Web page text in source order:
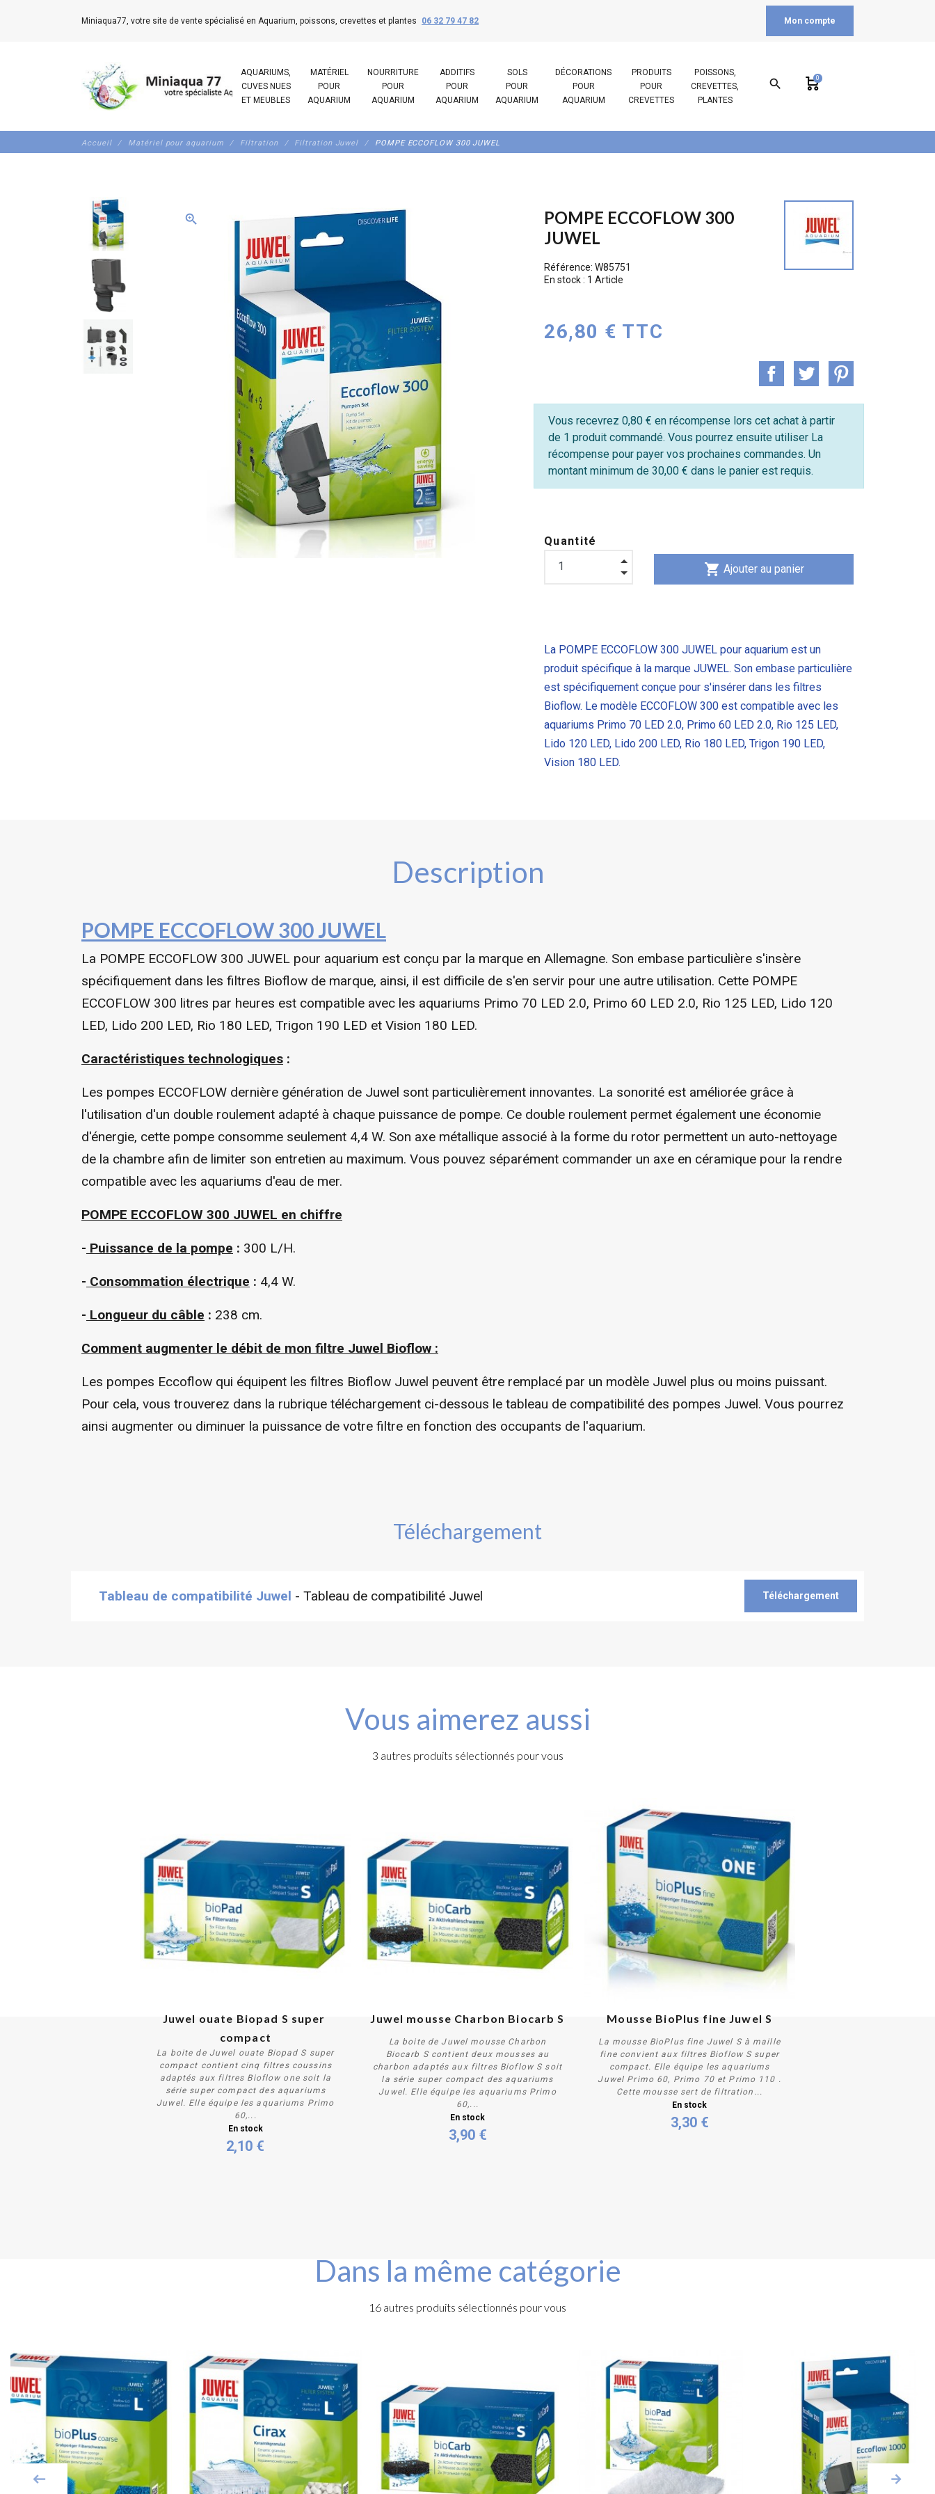
Miniaqua77, votre site de vente spécialisé en Aquarium, poissons, crevettes et plantes 06 32 79 47 82 Mon compte
AQUARIUMS,
CUVES NUES
ET MEUBLES
MATÉRIEL
POUR
AQUARIUM
NOURRITURE
POUR
AQUARIUM
ADDITIFS
POUR
AQUARIUM
SOLS
POUR
AQUARIUM
DÉCORATIONS
POUR
AQUARIUM
PRODUITS
POUR
CREVETTES
POISSONS,
CREVETTES,
PLANTES
search 0
Accueil Matériel pour aquarium Filtration Filtration Juwel POMPE ECCOFLOW 300 JUWEL
zoom_in
POMPE ECCOFLOW 300
JUWEL
Référence: W85751
En stock : 1 Article
26,80 € TTC
Vous recevrez 0,80 € en récompense lors cet achat à partir
de 1 produit commandé. Vous pourrez ensuite utiliser La
récompense pour payer vos prochaines commandes. Un
montant minimum de 30,00 € dans le panier est requis.
Quantité
shopping_cart Ajouter au panier
La POMPE ECCOFLOW 300 JUWEL pour aquarium est un
produit spécifique à la marque JUWEL. Son embase particulière
est spécifiquement conçue pour s'insérer dans les filtres
Bioflow. Le modèle ECCOFLOW 300 est compatible avec les
aquariums Primo 70 LED 2.0, Primo 60 LED 2.0, Rio 125 LED,
Lido 120 LED, Lido 200 LED, Rio 180 LED, Trigon 190 LED,
Vision 180 LED.
Description
POMPE ECCOFLOW 300 JUWEL
La POMPE ECCOFLOW 300 JUWEL pour aquarium est conçu par la marque en Allemagne. Son embase particulière s'insère
spécifiquement dans les filtres Bioflow de marque, ainsi, il est difficile de s'en servir pour une autre utilisation. Cette POMPE
ECCOFLOW 300 litres par heures est compatible avec les aquariums Primo 70 LED 2.0, Primo 60 LED 2.0, Rio 125 LED, Lido 120
LED, Lido 200 LED, Rio 180 LED, Trigon 190 LED et Vision 180 LED.
Caractéristiques technologiques :
Les pompes ECCOFLOW dernière génération de Juwel sont particulièrement innovantes. La sonorité est améliorée grâce à
l'utilisation d'un double roulement adapté à chaque puissance de pompe. Ce double roulement permet également une économie
d'énergie, cette pompe consomme seulement 4,4 W. Son axe métallique associé à la forme du rotor permettent un auto-nettoyage
de la chambre afin de limiter son entretien au maximum. Vous pouvez séparément commander un axe en céramique pour la rendre
compatible avec les aquariums d'eau de mer.
POMPE ECCOFLOW 300 JUWEL en chiffre
- Puissance de la pompe : 300 L/H.
- Consommation électrique : 4,4 W.
- Longueur du câble : 238 cm.
Comment augmenter le débit de mon filtre Juwel Bioflow :
Les pompes Eccoflow qui équipent les filtres Bioflow Juwel peuvent être remplacé par un modèle Juwel plus ou moins puissant.
Pour cela, vous trouverez dans la rubrique téléchargement ci-dessous le tableau de compatibilité des pompes Juwel. Vous pourrez
ainsi augmenter ou diminuer la puissance de votre filtre en fonction des occupants de l'aquarium.
Téléchargement
Tableau de compatibilité Juwel - Tableau de compatibilité Juwel Téléchargement
Vous aimerez aussi
3 autres produits sélectionnés pour vous
Acheter
Juwel ouate Biopad S super
compact
La boite de Juwel ouate Biopad S super
compact contient cinq filtres coussins
adaptés aux filtres Bioflow one soit la
série super compact des aquariums
Juwel. Elle équipe les aquariums Primo
60,...
En stock
2,10 €
Acheter
Juwel mousse Charbon Biocarb S
La boite de Juwel mousse Charbon
Biocarb S contient deux mousses au
charbon adaptés aux filtres Bioflow S soit
la série super compact des aquariums
Juwel. Elle équipe les aquariums Primo
60,...
En stock
3,90 €
Acheter
Mousse BioPlus fine Juwel S
La mousse BioPlus fine Juwel S à maille
fine convient aux filtres Bioflow S super
compact. Elle équipe les aquariums
Juwel Primo 60, Primo 70 et Primo 110 .
Cette mousse sert de filtration...
En stock
3,30 €
Dans la même catégorie
16 autres produits sélectionnés pour vous